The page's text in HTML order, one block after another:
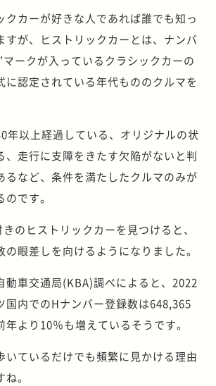
クカーが好きな人であれば誰でも知っ
すが、ヒストリックカーとは、ナンバ
ークが入っているクラシックカーの
に認定されている年代もののクルマを
年以上経過している、オリジナルの状
、走行に支障をきたす欠陥がないと判
るなど、条件を満たしたクルマのみが
です。
のヒストリックカーを見つけると、
の眼差しを向けるようになりました。
動車交通局(KBA)調べによると、2022
国内でのHナンバー登録数は648,365
年より10％も増えているそうです。
いているだけでも頻繁に見かける理由
。